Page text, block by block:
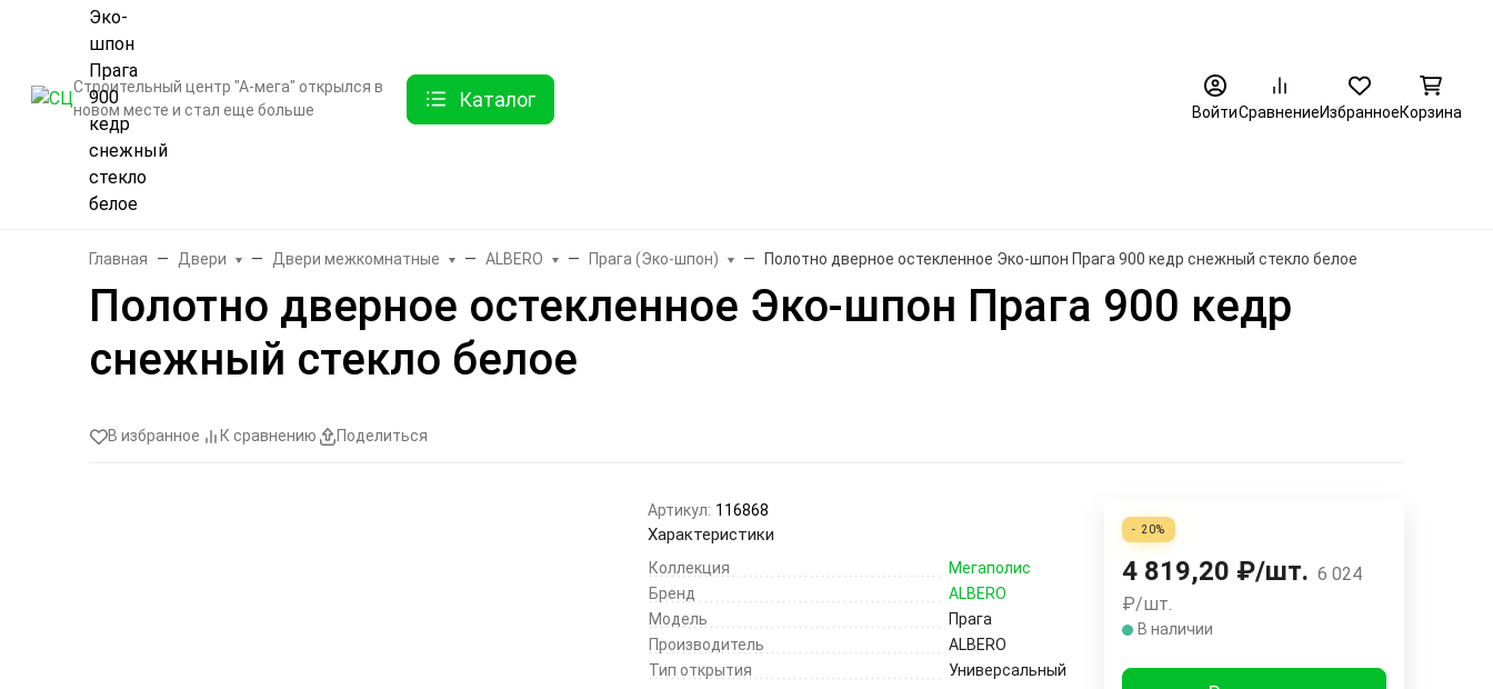
Строительный центр "А-мега" открылся в
новом месте и стал еще больше
Каталог
ВойтиСравнениеИзбранноеКорзина
Бренды Двери
Главная Двери Двери межкомнатные ALBERO Прага (Эко-шпон) Полотно дверное остекленное Эко-шпон Прага 900 кедр снежный стекло белое
Полотно дверное остекленное Эко-шпон Прага 900 кедр
снежный стекло белое
В избранное К сравнению Поделиться
Артикул: 116868
Характеристики
Коллекция
Мегаполис
Бренд
ALBERO
Модель
Прага
Производитель
ALBERO
Тип открытия
Универсальный
- 20%
4 819,20 ₽/шт. 6 024
₽/шт.
В наличии